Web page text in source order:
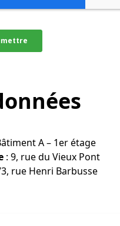
A – 1er étage
: 9, rue du Vieux Pont
rue Henri Barbusse